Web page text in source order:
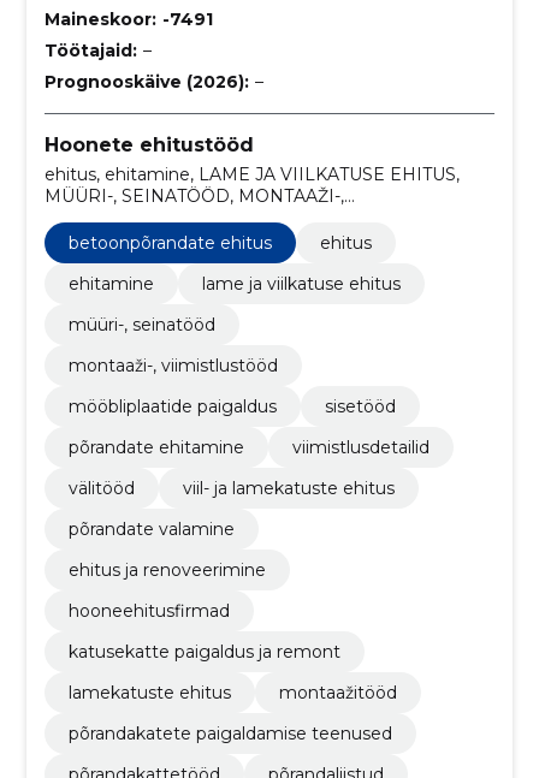
Maineskoor: -7491
Töötajaid: –
Prognooskäive (2026): –
Hoonete ehitustööd
ehitus, ehitamine, LAME JA VIILKATUSE EHITUS,
MÜÜRI-, SEINATÖÖD, MONTAAŽI-,
VIIMISTLUSTÖÖD, MÖÖBLIPLAATIDE PAIGALDUS,
sisetööd, Põrandate ehitamine, Viimistlusdetailid,
välitööd
betoonpõrandate ehitus
ehitus
ehitamine
lame ja viilkatuse ehitus
müüri-, seinatööd
montaaži-, viimistlustööd
mööbliplaatide paigaldus
sisetööd
põrandate ehitamine
viimistlusdetailid
välitööd
viil- ja lamekatuste ehitus
põrandate valamine
ehitus ja renoveerimine
hooneehitusfirmad
katusekatte paigaldus ja remont
lamekatuste ehitus
montaažitööd
põrandakatete paigaldamise teenused